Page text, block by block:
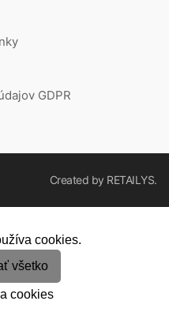
GDPR
Created by RETAILYS.
cookies.
všetko
cookies